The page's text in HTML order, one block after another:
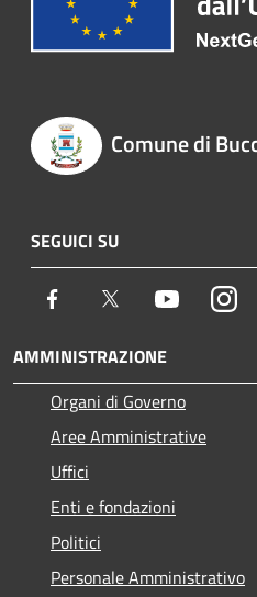
Comune di
SEGUICI SU
Facebook Twitter Youtube
AMMINISTRAZIONE
Organi di Governo
Aree Amministrative
Uffici
Enti e fondazioni
Politici
Personale Amministrativo